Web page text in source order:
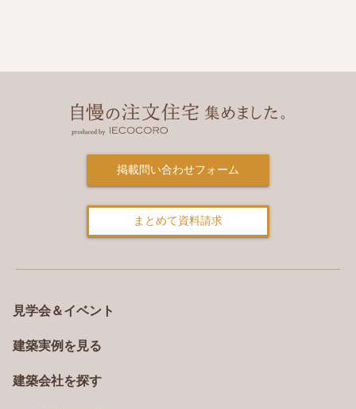
掲載問い合わせフォーム
まとめて資料請求
見学会＆イベント
建築実例を見る
建築会社を探す